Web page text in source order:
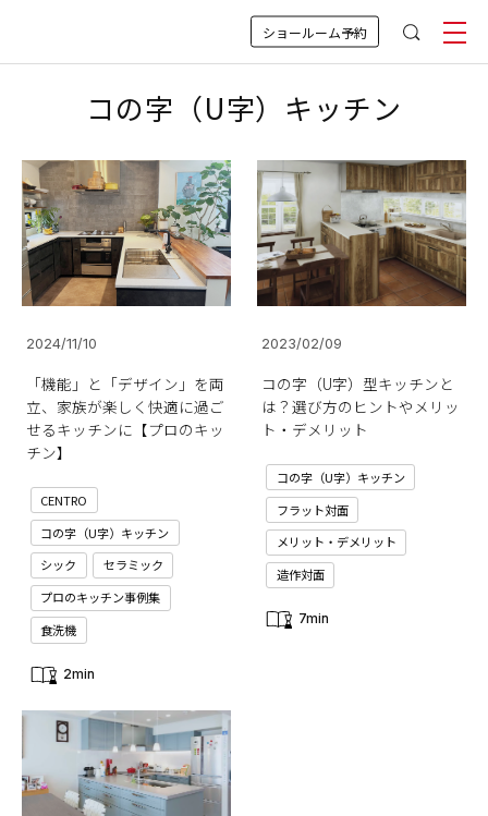
ショールーム予約
コの字（U字）キッチン
2024/11/10
「機能」と「デザイン」を両
立、家族が楽しく快適に過ご
せるキッチンに【プロのキッ
チン】
CENTRO
コの字（U字）キッチン
シック
セラミック
プロのキッチン事例集
食洗機
2min
2023/02/09
コの字（U字）型キッチンと
は？選び方のヒントやメリッ
ト・デメリット
コの字（U字）キッチン
フラット対面
メリット・デメリット
造作対面
7min